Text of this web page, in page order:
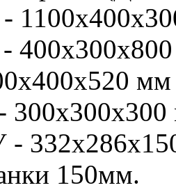
мм
-
150мм.